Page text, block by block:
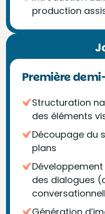
production
Première
Structuration
des éléments
Découpage du
plans
des dialogues